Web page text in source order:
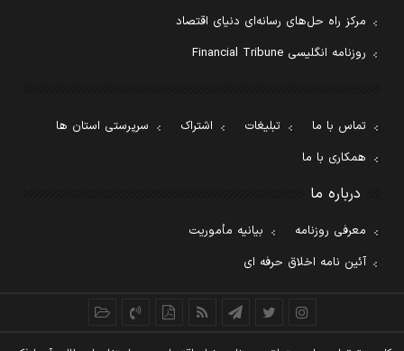
مرکز راه حل‌های رسانه‌ای دنیای اقتصاد
روزنامه انگلیسی Financial Tribune
تماس با ما تبلیغات اشتراک
سرپرستی استان ها
همکاری با ما
درباره ما
معرفی روزنامه
بیانیه مأموریت
آئین نامه اخلاق حرفه ای